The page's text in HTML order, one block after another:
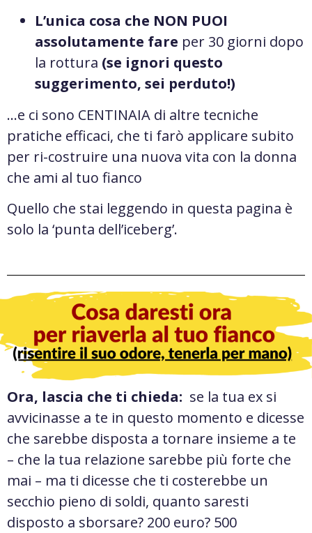
L’unica cosa che NON PUOI
assolutamente fare per 30 giorni dopo
la rottura (se ignori questo
suggerimento, sei perduto!)
…e ci sono CENTINAIA di altre tecniche
pratiche efficaci, che ti farò applicare subito
per ri-costruire una nuova vita con la donna
che ami al tuo fianco
Quello che stai leggendo in questa pagina è
solo la ‘punta dell’iceberg’.
Ora, lascia che ti chieda: se la tua ex si
avvicinasse a te in questo momento e dicesse
che sarebbe disposta a tornare insieme a te
– che la tua relazione sarebbe più forte che
mai – ma ti dicesse che ti costerebbe un
secchio pieno di soldi, quanto saresti
disposto a sborsare? 200 euro? 500